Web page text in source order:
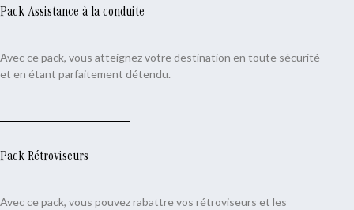
Pack Assistance à la conduite
Avec ce pack, vous atteignez votre destination en toute sécurité
et en étant parfaitement détendu.
Pack Rétroviseurs
Avec ce pack, vous pouvez rabattre vos rétroviseurs et les